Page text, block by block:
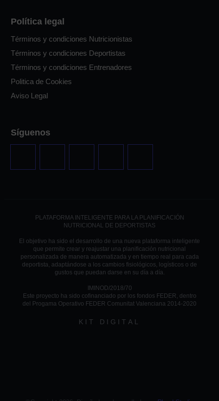
Política legal
Términos y condiciones Nutricionistas
Términos y condiciones Deportistas
Términos y condiciones Entrenadores
Politica de Cookies
Aviso Legal
Síguenos
PLATAFORMA INTELIGENTE PARA LA PLANIFICACIÓN
NUTRICIONAL DE DEPORTISTAS
El objetivo ha sido el desarrollo de una nueva plataforma inteligente
que permite crear y reajustar una planificación nutricional
personalizada de manera automatizada y en tiempo real para cada
deportista, adaptándose a los cambios fisiológicos, logísticos o de
gustos que puedan darse en su día a día.
IMINOD/2018/70
Este proyecto ha sido cofinanciado por los fondos FEDER, dentro
del Progama Operativo FEDER Comunitat Valenciana 2014-2020
KIT DIGITAL